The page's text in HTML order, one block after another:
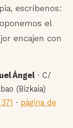
escríbenos:
el
encajen con
Ángel· C/
(Bizkaia)
· página de